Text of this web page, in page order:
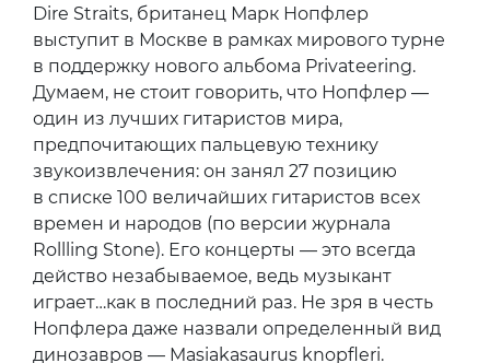
Dire Straits, британец Марк Нопфлер
выступит в Москве в рамках мирового турне
в поддержку нового альбома Privateering.
Думаем, не стоит говорить, что Нопфлер —
один из лучших гитаристов мира,
предпочитающих пальцевую технику
звукоизвлечения: он занял 27 позицию
в списке 100 величайших гитаристов всех
времен и народов (по версии журнала
Rollling Stone). Его концерты — это всегда
действо незабываемое, ведь музыкант
играет…как в последний раз. Не зря в честь
Нопфлера даже назвали определенный вид
динозавров — Masiakasaurus knopfleri.